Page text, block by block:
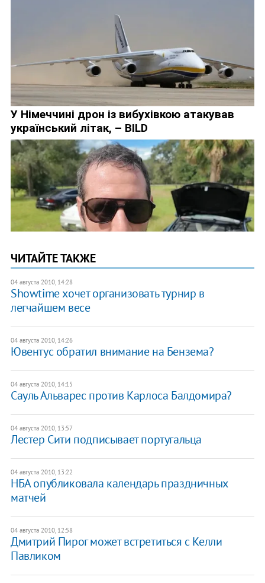
ЧИТАЙТЕ ТАКЖЕ
04 августа 2010, 14:28
Showtime хочет организовать турнир в
легчайшем весе
04 августа 2010, 14:26
Ювентус обратил внимание на Бензема?
04 августа 2010, 14:15
Сауль Альварес против Карлоса Балдомира?
04 августа 2010, 13:57
Лестер Сити подписывает португальца
04 августа 2010, 13:22
НБА опубликовала календарь праздничных
матчей
04 августа 2010, 12:58
Дмитрий Пирог может встретиться с Келли
Павликом